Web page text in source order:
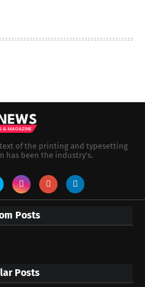
of the printing and typesetting
has been the industry's.
Posts
Posts